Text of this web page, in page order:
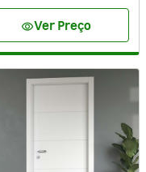
visibilityVer Preço